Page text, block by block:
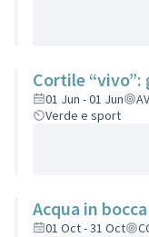
Cortile “vivo”:
01 Jun - 01 Jun
Verde e sport
Acqua in bocca
01 Oct - 31 Oct